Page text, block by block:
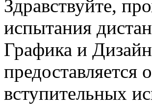
Здравствуйте,
испытания
Графика и
вступительных